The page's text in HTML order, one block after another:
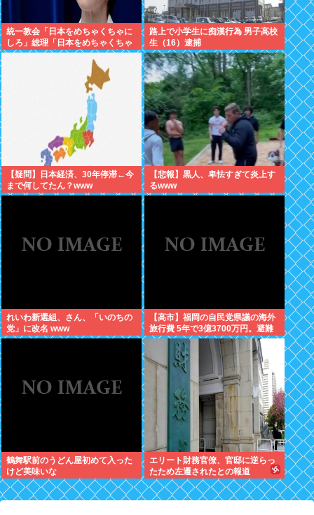
統一教会「日本をめちゃくちゃに
しろ」総理「日本をめちゃくちゃ
にします」愛国者「総理に反対す
るやつは反日！」 これなに？
路上で小学生に痴漢行為 男子高校
生（16）逮捕
【疑問】日本経済、30年停滞←今
まで何してたん？www
【悲報】黒人、卑怯すぎて炎上す
るwww
れいわ新選組、さん、「いのちの
党」に改名 www
【高市】福岡の自民党県議の海外
旅行費 5年で3億3700万円。避難
所で使えるテント 1個2万円。
鶴舞駅前のうどん屋初めて入った
けど美味いな
エリート財務官僚、官邸に逆らっ
たため左遷されたとの報道